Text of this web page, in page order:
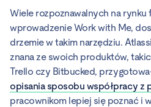
Wiele rozpoznawalnych na rynku
wprowadzenie Work with Me,
drzemie w takim narzędziu.
znana ze swoich produktów,
Trello czy Bitbucked,
opisania sposobu współpracy z
pracownikom lepiej się poznać i